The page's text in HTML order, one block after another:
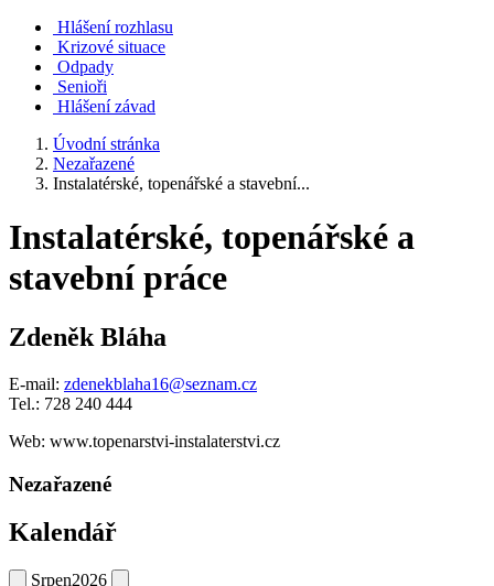
Hlášení rozhlasu
Krizové situace
Odpady
Senioři
Hlášení závad
Úvodní stránka
Nezařazené
Instalatérské, topenářské a stavební...
Instalatérské, topenářské a
stavební práce
Zdeněk Bláha
E-mail: zdenekblaha16@seznam.cz
Tel.: 728 240 444
Web: www.topenarstvi-instalaterstvi.cz
Nezařazené
Kalendář
Srpen2026